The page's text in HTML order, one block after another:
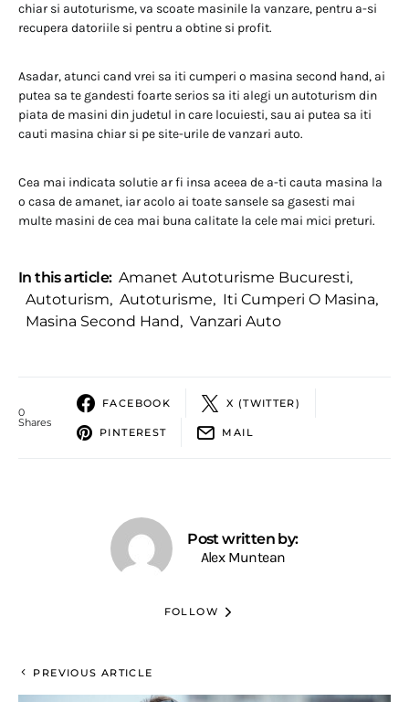
chiar si autoturisme, va scoate masinile la vanzare, pentru a-si
recupera datoriile si pentru a obtine si profit.
Asadar, atunci cand vrei sa iti cumperi o masina second hand, ai
putea sa te gandesti foarte serios sa iti alegi un autoturism din
piata de masini din judetul in care locuiesti, sau ai putea sa iti
cauti masina chiar si pe site-urile de vanzari auto.
Cea mai indicata solutie ar fi insa aceea de a-ti cauta masina la
o casa de amanet, iar acolo ai toate sansele sa gasesti mai
multe masini de cea mai buna calitate la cele mai mici preturi.
In this article: Amanet Autoturisme Bucuresti,
Autoturism, Autoturisme, Iti Cumperi O Masina,
Masina Second Hand, Vanzari Auto
0
Shares
FACEBOOK X (TWITTER)
PINTEREST MAIL
Post written by:
Alex Muntean
FOLLOW
PREVIOUS ARTICLE